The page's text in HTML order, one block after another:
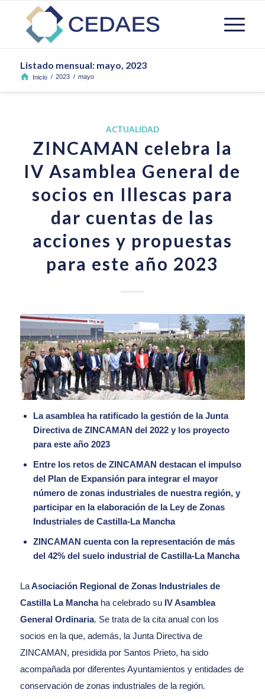
Listado mensual: mayo, 2023
Inicio / 2023 / mayo
ACTUALIDAD
ZINCAMAN celebra la
IV Asamblea General de
socios en Illescas para
dar cuentas de las
acciones y propuestas
para este año 2023
La asamblea ha ratificado la gestión de la Junta
Directiva de ZINCAMAN del 2022 y los proyecto
para este año 2023
Entre los retos de ZINCAMAN destacan el impulso
del Plan de Expansión para integrar el mayor
número de zonas industriales de nuestra región, y
participar en la elaboración de la Ley de Zonas
Industriales de Castilla-La Mancha
ZINCAMAN cuenta con la representación de más
del 42% del suelo industrial de Castilla-La Mancha
LaAsociación Regional de Zonas Industriales de
Castilla La Manchaha celebrado su IV Asamblea
General Ordinaria. Se trata de la cita anual con los
socios en la que, además, la Junta Directiva de
ZINCAMAN, presidida por Santos Prieto, ha sido
acompañada por diferentes Ayuntamientos y entidades de
conservación de zonas industriales de la región.